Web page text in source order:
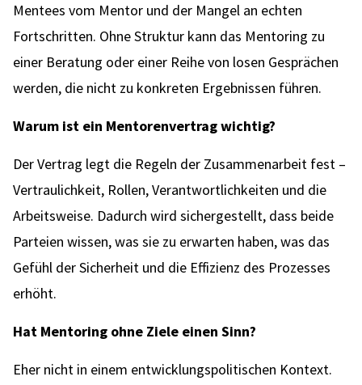
Mentees vom Mentor und der Mangel an echten
Fortschritten. Ohne Struktur kann das Mentoring zu
einer Beratung oder einer Reihe von losen Gesprächen
werden, die nicht zu konkreten Ergebnissen führen.
Warum ist ein Mentorenvertrag wichtig?
Der Vertrag legt die Regeln der Zusammenarbeit fest –
Vertraulichkeit, Rollen, Verantwortlichkeiten und die
Arbeitsweise. Dadurch wird sichergestellt, dass beide
Parteien wissen, was sie zu erwarten haben, was das
Gefühl der Sicherheit und die Effizienz des Prozesses
erhöht.
Hat Mentoring ohne Ziele einen Sinn?
Eher nicht in einem entwicklungspolitischen Kontext.